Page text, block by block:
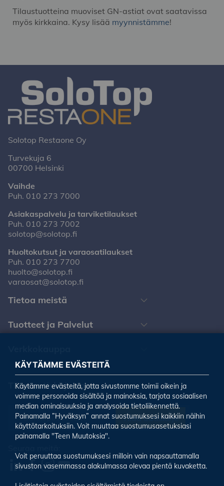
Tilaustuotteina muoviset GN-astiat ovat saatavissa
myös kirkkaina. Kysy lisää myynnistämme!
Solotop Restaone Oy
Turvekuja 6
00700 Helsinki
Vaihde
Puh. 010 273 7000
Asiakaspalvelu ja tarviketilaukset
Puh. 010 273 7002
solotop@solotop.fi
Huoltokutsut ja varaosatilaukset
Puh. 010 273 7700
huolto@solotop.fi
varaosat@solotop.fi
Tietoa meistä
Tuotteet ja Palvelut
Tilaa uutiskirjeemme
Tilaa uutiskirje
KÄYTÄMME EVÄSTEITÄ
Käytämme evästeitä, jotta sivustomme toimii oikein ja
voimme personoida sisältöä ja mainoksia, tarjota sosiaalisen
median ominaisuuksia ja analysoida tietoliikennettä.
Painamalla ”Hyväksyn” annat suostumuksesi kaikkiin näihin
käyttötarkoituksiin. Voit muuttaa suostumusasetuksiasi
painamalla "Teen Muutoksia".
Voit peruuttaa suostumuksesi milloin vain napsauttamalla
sivuston vasemmassa alakulmassa olevaa pientä kuvaketta.